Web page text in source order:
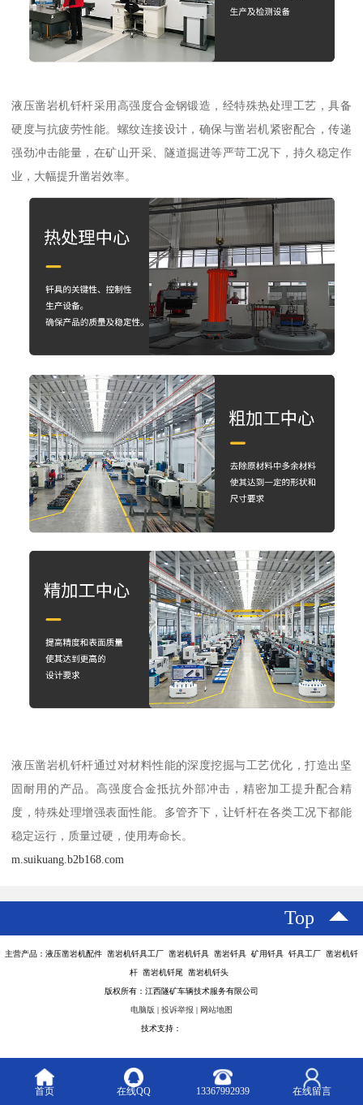
液压凿岩机钎杆采用高强度合金钢锻造，经特殊热处理工艺，具备
硬度与抗疲劳性能。螺纹连接设计，确保与凿岩机紧密配合，传递
强劲冲击能量，在矿山开采、隧道掘进等严苛工况下，持久稳定作
业，大幅提升凿岩效率。​
液压凿岩机钎杆通过对材料性能的深度挖掘与工艺优化，打造出坚
固耐用的产品。高强度合金抵抗外部冲击，精密加工提升配合精
度，特殊处理增强表面性能。多管齐下，让钎杆在各类工况下都能
稳定运行，质量过硬，使用寿命长。
m.suikuang.b2b168.com
Top
主营产品：液压凿岩机配件 凿岩机钎具工厂 凿岩机钎具 凿岩钎具 矿用钎具 钎具工厂 凿岩机钎
杆 凿岩机钎尾 凿岩机钎头
版权所有：江西隧矿车辆技术服务有限公司
电脑版 | 投诉举报 | 网站地图
技术支持：
首页 在线QQ 13367992939 在线留言